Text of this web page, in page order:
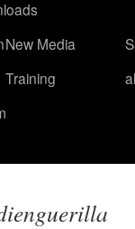
New Media
Training